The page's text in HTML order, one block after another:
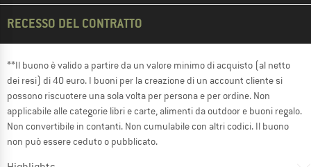
RECESSO DEL CONTRATTO
**Il buono è valido a partire da un valore minimo di acquisto (al netto
dei resi) di 40 euro. I buoni per la creazione di un account cliente si
possono riscuotere una sola volta per persona e per ordine. Non
applicabile alle categorie libri e carte, alimenti da outdoor e buoni regalo.
Non convertibile in contanti. Non cumulabile con altri codici. Il buono
non può essere ceduto o pubblicato.